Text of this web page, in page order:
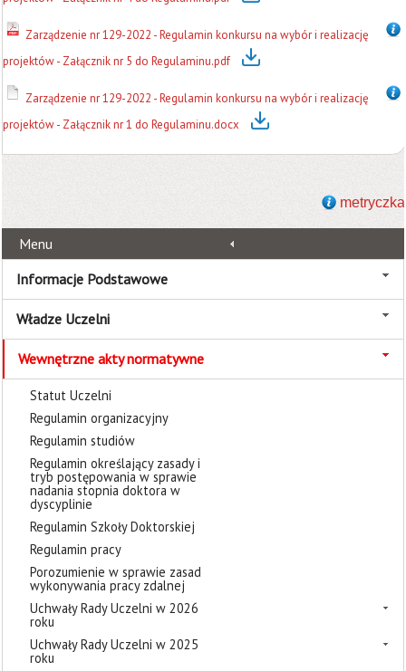
Zarządzenie nr 129-2022 - Regulamin konkursu na wybór i realizację
projektów - Załącznik nr 5 do Regulaminu.pdf
Zarządzenie nr 129-2022 - Regulamin konkursu na wybór i realizację
projektów - Załącznik nr 1 do Regulaminu.docx
metryczka
Menu
Informacje Podstawowe
Władze Uczelni
Wewnętrzne akty normatywne
Statut Uczelni
Regulamin organizacyjny
Regulamin studiów
Regulamin określający zasady i
tryb postępowania w sprawie
nadania stopnia doktora w
dyscyplinie
Regulamin Szkoły Doktorskiej
Regulamin pracy
Porozumienie w sprawie zasad
wykonywania pracy zdalnej
Uchwały Rady Uczelni w 2026
roku
Uchwały Rady Uczelni w 2025
roku